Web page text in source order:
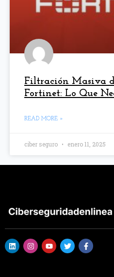
Filtración Masiva
Fortinet: Lo Que
READ MORE »
ciber seguro enero 11, 2025